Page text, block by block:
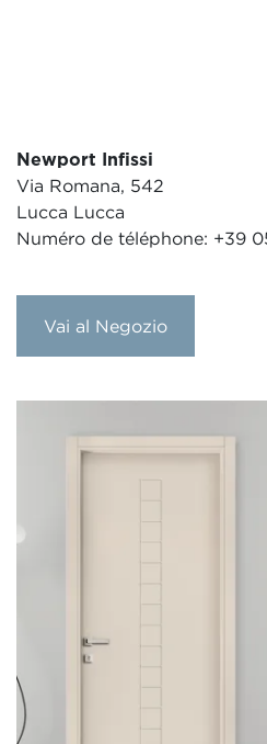
Newport Infissi
Via Romana, 542
Lucca Lucca
Numéro de téléphone: +39
Vai al Negozio